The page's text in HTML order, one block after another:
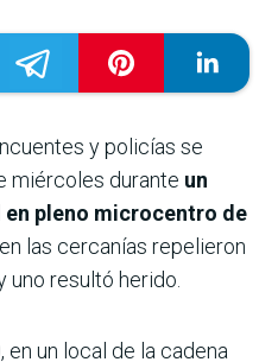
y policías se
miércoles durante un
pleno microcentro de
las cercanías repelieron
uno resultó herido.
un local de la cadena